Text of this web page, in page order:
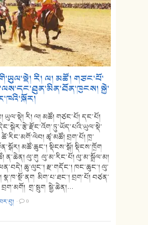
རི། ལ། མཚོ། གཙང་པོ་
སྐྱེ་
ཡུལ་སྡེ། རི། ལ། མཚོ། གཙང་པོ། དང་པོ།
ཚྭ་མཚོ། བྲག་པོ། ཁྲ་
མཚོ་ཆུང་། སྡིངས་སྒོ། སྡིངས་ཁྲོག
ན་ཆེན། ལུ་གུ ལུ་མ་རིང་པོ། ལུ་མ་སྒྲོལ་མ།
ཆུ་ལུང་། རྫ་གདོང་། ཁང་ཆུང་། ལུ་
སྣ་ཁ་སྔོ་ནག མིག་པ་ཐང་། བྲག་པོ། བཙན་
བྲག་མགོ། གྲ་སྦུག སྒྱེ་ཆེན།…
· 0